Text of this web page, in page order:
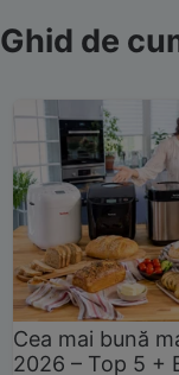
Ghid de
Cea mai bună
2026 – Top 5 +